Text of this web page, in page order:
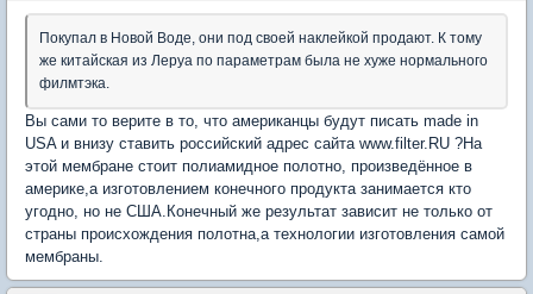
Покупал в Новой Воде, они под своей наклейкой продают. К тому
же китайская из Леруа по параметрам была не хуже нормального
филмтэка.
Вы сами то верите в то, что американцы будут писать made in
USA и внизу ставить российский адрес сайта www.filter.RU ?На
этой мембране стоит полиамидное полотно, произведённое в
америке,а изготовлением конечного продукта занимается кто
угодно, но не США.Конечный же результат зависит не только от
страны происхождения полотна,а технологии изготовления самой
мембраны.